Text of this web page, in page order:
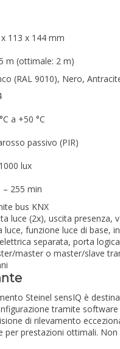
113 x 144 mm
m (ottimale: 2 m)
(RAL 9010), Nero,
a +50 °C
passivo (PIR)
lux
– 255 min
bus KNX
luce (2x), uscita presenza,
luce, funzione luce di base,
separata, porta logica
master o master/slave
Steinel sensIQ è
tramite
di rilevamento
per prestazioni ottimali.